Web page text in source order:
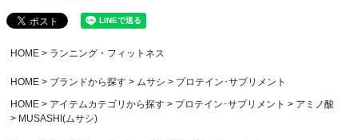
HOME ランニング・フィットネス
HOME ブランドから探す ムサシ
プロテイン･サプリメント
HOME
アイテムカテゴリから探す プロテイン･サプリメント
アミノ酸
MUSASHI(ムサシ)